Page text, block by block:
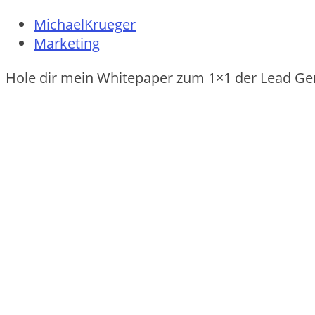
MichaelKrueger
Marketing
Hole dir mein Whitepaper zum 1×1 der Lead